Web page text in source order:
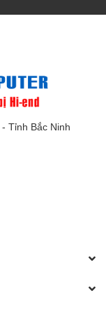
liên
để đội
có
sớm
Tỉnh Bắc Ninh